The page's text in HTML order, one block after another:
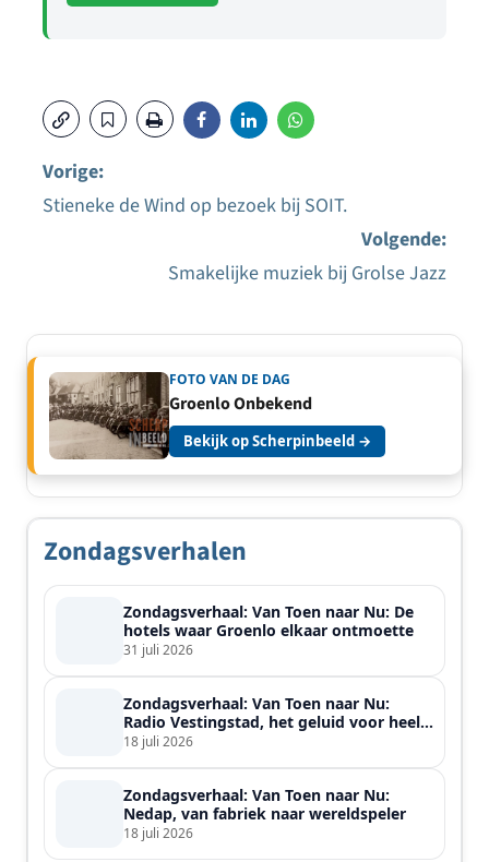
Vorige:
Stieneke de Wind op bezoek bij SOIT.
Volgende:
Smakelijke muziek bij Grolse Jazz
FOTO VAN DE DAG
Groenlo Onbekend
Bekijk op Scherpinbeeld →
Zondagsverhalen
Zondagsverhaal: Van Toen naar Nu: De
hotels waar Groenlo elkaar ontmoette
31 juli 2026
Zondagsverhaal: Van Toen naar Nu:
Radio Vestingstad, het geluid voor heel
de streek
18 juli 2026
Zondagsverhaal: Van Toen naar Nu:
Nedap, van fabriek naar wereldspeler
18 juli 2026